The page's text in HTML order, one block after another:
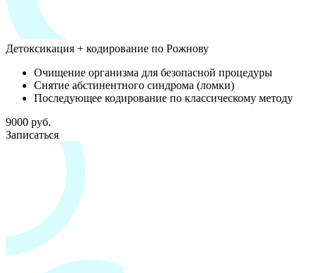
Детоксикация + кодирование по Рожнову
Очищение организма для безопасной процедуры
Снятие абстинентного синдрома (ломки)
Последующее кодирование по классическому методу
9000 руб.
Записаться